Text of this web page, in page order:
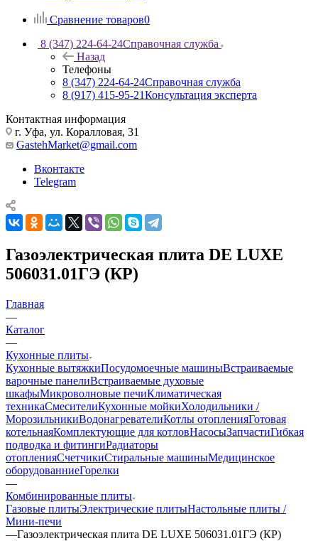
Сравнение товаров0
8 (347) 224-64-24Справочная служба
Назад
Телефоны
8 (347) 224-64-24Справочная служба
8 (917) 415-95-21Консультация эксперта
Контактная информация
г. Уфа, ул. Коралловая, 31
GastehMarket@gmail.com
Вконтакте
Telegram
Газоэлектрическая плита DE LUXE
506031.01ГЭ (КР)
Главная
—
Каталог
—
Кухонные плиты
Кухонные вытяжкиПосудомоечные машиныВстраиваемые
варочные панелиВстраиваемые духовые
шкафыМикроволновые печиКлиматическая
техникаСмесителиКухонные мойкиХолодильники /
МорозильникиВодонагревателиКотлы отопленияГотовая
котельнаяКомплектующие для котловНасосыЗапчастиГибкая
подводка и фитингиРадиаторы
отопленияСчетчикиСтиральные машиныМедицинское
оборудованниеГорелки
—
Комбинированные плиты
Газовые плитыЭлектрические плитыНастольные плиты /
Мини-печи
—Газоэлектрическая плита DE LUXE 506031.01ГЭ (КР)